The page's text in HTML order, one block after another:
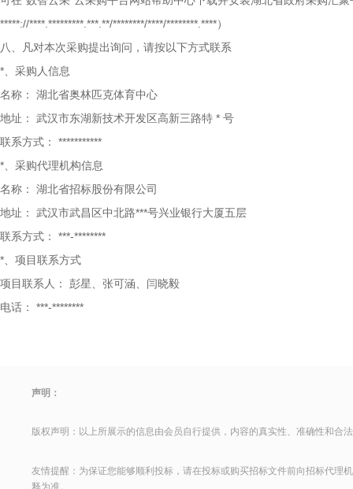
*****://****.*********.***.**/********/****/********.****）
八、凡对本次采购提出询问，请按以下方式联系
*、采购人信息
名称：
湖北省奥林匹克体育中心
地址：
武汉市东湖新技术开发区高新三路特 * 号
联系方式：
***********
*、采购代理机构信息
名称：
湖北省招标股份有限公司
地址：
武汉市武昌区中北路***号兴业银行大厦五层
联系方式：
***-********
*、项目联系方式
项目联系人：
彭星、张可涵、闫晓毅
电话：
***-********
声明：
版权声明：以上所展示的信息由会员自行提供，内容的真实性、准确性和合
友情提醒：为保证您能够顺利投标，请在投标或购买招标文件前向招标代理
释为准。